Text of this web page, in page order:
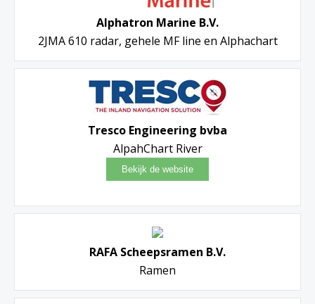
Alphatron Marine B.V.
2JMA 610 radar, gehele MF line en Alphachart
Tresco Engineering bvba
AlpahChart River
RAFA Scheepsramen B.V.
Ramen